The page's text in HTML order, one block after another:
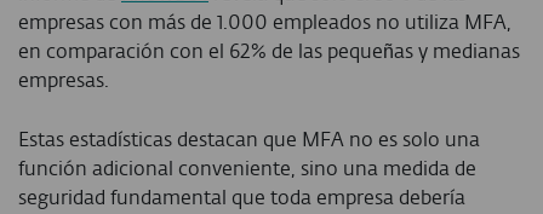
empresas con más de 1.000 empleados no utiliza MFA,
en comparación con el 62% de las pequeñas y medianas
empresas.
Estas estadísticas destacan que MFA no es solo una
función adicional conveniente, sino una medida de
seguridad fundamental que toda empresa debería